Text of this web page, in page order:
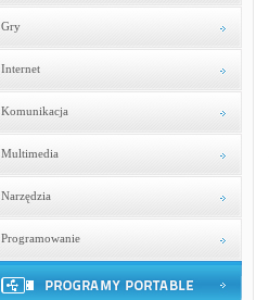
Gry
Internet
Komunikacja
Multimedia
Narzędzia
Programowanie